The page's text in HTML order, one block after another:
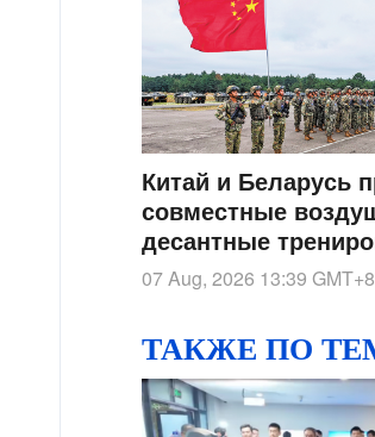
Китай и Беларусь
совместные
десантные
"Шэньин-2026" в
07 Aug, 2026 13:39 GMT+8
ТАКЖЕ ПО